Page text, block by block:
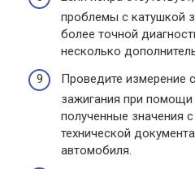
проблемы с катушкой
более точной
несколько
Проведите измерение
зажигания при помощи
полученные значения
технической
автомобиля.